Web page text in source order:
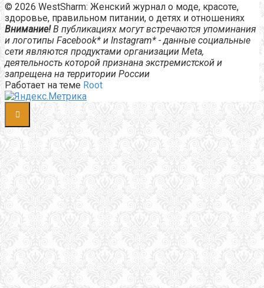
© 2026 WestSharm: Женский журнал о моде, красоте,
здоровье, правильном питании, о детях и отношениях
Внимание!В публикациях могут встречаются упоминания
и логотипы Facebook* и Instagram* - данные социальные
сети являются продуктами организации Meta,
деятельность которой признана экстремистской и
запрещена на территории России
Работает на теме Root